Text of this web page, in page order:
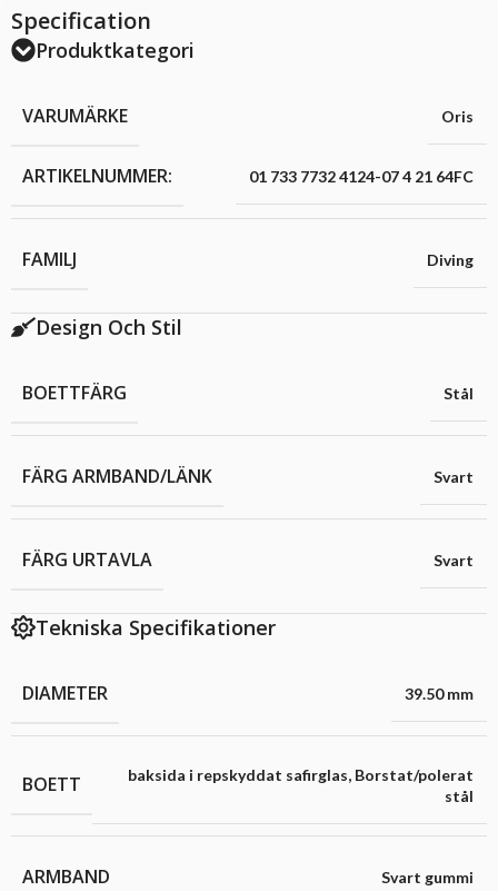
Specification
Produktkategori
VARUMÄRKE Oris
ARTIKELNUMMER: 01 733 7732 4124-07 4 21 64FC
FAMILJ Diving
Design Och Stil
BOETTFÄRG Stål
FÄRG ARMBAND/LÄNK Svart
FÄRG URTAVLA Svart
Tekniska Specifikationer
DIAMETER 39.50 mm
BOETT baksida i repskyddat safirglas, Borstat/polerat
stål
ARMBAND Svart gummi